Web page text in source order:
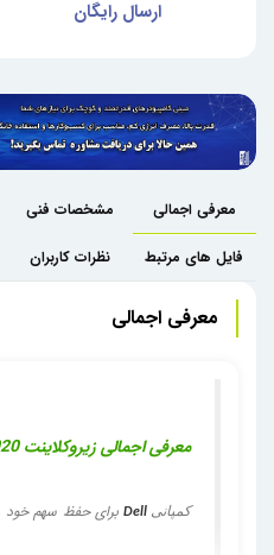
ارسال رایگان
معرفی اجمالی مشخصات فنی
فایل های مرتبط نظرات کاربران
معرفی اجمالی
معرفی اجمالیزیروکلاینت Dell Wyse 7020
کمپانیDell برای حفظ سهم خود